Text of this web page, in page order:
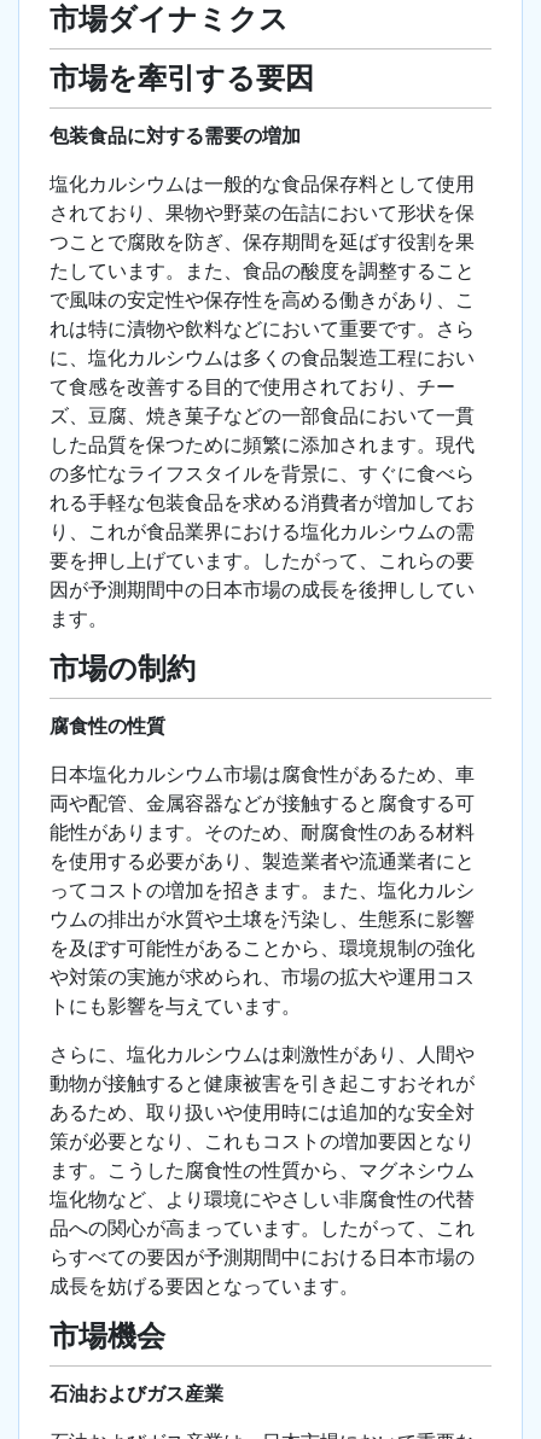
市場ダイナミクス
市場を牽引する要因
包装食品に対する需要の増加
塩化カルシウムは一般的な食品保存料として使用
されており、果物や野菜の缶詰において形状を保
つことで腐敗を防ぎ、保存期間を延ばす役割を果
たしています。また、食品の酸度を調整すること
で風味の安定性や保存性を高める働きがあり、こ
れは特に漬物や飲料などにおいて重要です。さら
に、塩化カルシウムは多くの食品製造工程におい
て食感を改善する目的で使用されており、チー
ズ、豆腐、焼き菓子などの一部食品において一貫
した品質を保つために頻繁に添加されます。現代
の多忙なライフスタイルを背景に、すぐに食べら
れる手軽な包装食品を求める消費者が増加してお
り、これが食品業界における塩化カルシウムの需
要を押し上げています。したがって、これらの要
因が予測期間中の日本市場の成長を後押ししてい
ます。
市場の制約
腐食性の性質
日本塩化カルシウム市場は腐食性があるため、車
両や配管、金属容器などが接触すると腐食する可
能性があります。そのため、耐腐食性のある材料
を使用する必要があり、製造業者や流通業者にと
ってコストの増加を招きます。また、塩化カルシ
ウムの排出が水質や土壌を汚染し、生態系に影響
を及ぼす可能性があることから、環境規制の強化
や対策の実施が求められ、市場の拡大や運用コス
トにも影響を与えています。
さらに、塩化カルシウムは刺激性があり、人間や
動物が接触すると健康被害を引き起こすおそれが
あるため、取り扱いや使用時には追加的な安全対
策が必要となり、これもコストの増加要因となり
ます。こうした腐食性の性質から、マグネシウム
塩化物など、より環境にやさしい非腐食性の代替
品への関心が高まっています。したがって、これ
らすべての要因が予測期間中における日本市場の
成長を妨げる要因となっています。
市場機会
石油およびガス産業